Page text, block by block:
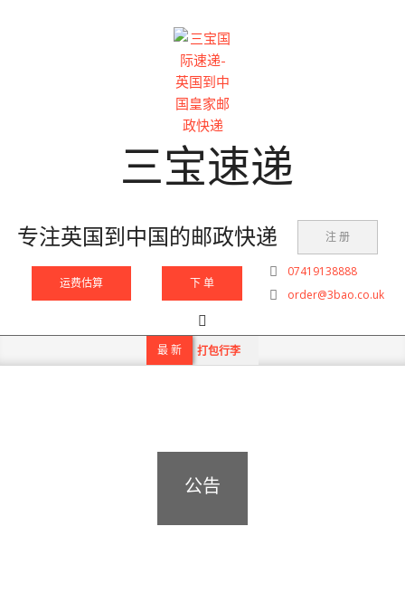
三宝速递
专注英国到中国的邮政快递 注 册
运费估算 下 单
07419138888
order@3bao.co.uk
Navigation
Menu
Search
最 新 打包行李
公告